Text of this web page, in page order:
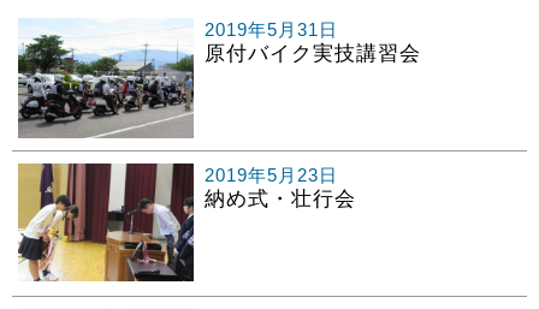
2019年5月31日
原付バイク実技講習会
2019年5月23日
納め式・壮行会